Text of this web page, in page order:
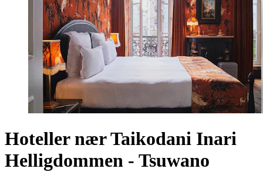
Hoteller nær Taikodani Inari
Helligdommen - Tsuwano